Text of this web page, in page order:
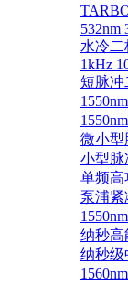
532nm
水冷二
1kHz
短脉冲
微小型
小型脉
单频高
泵浦紧
纳秒高
纳秒级